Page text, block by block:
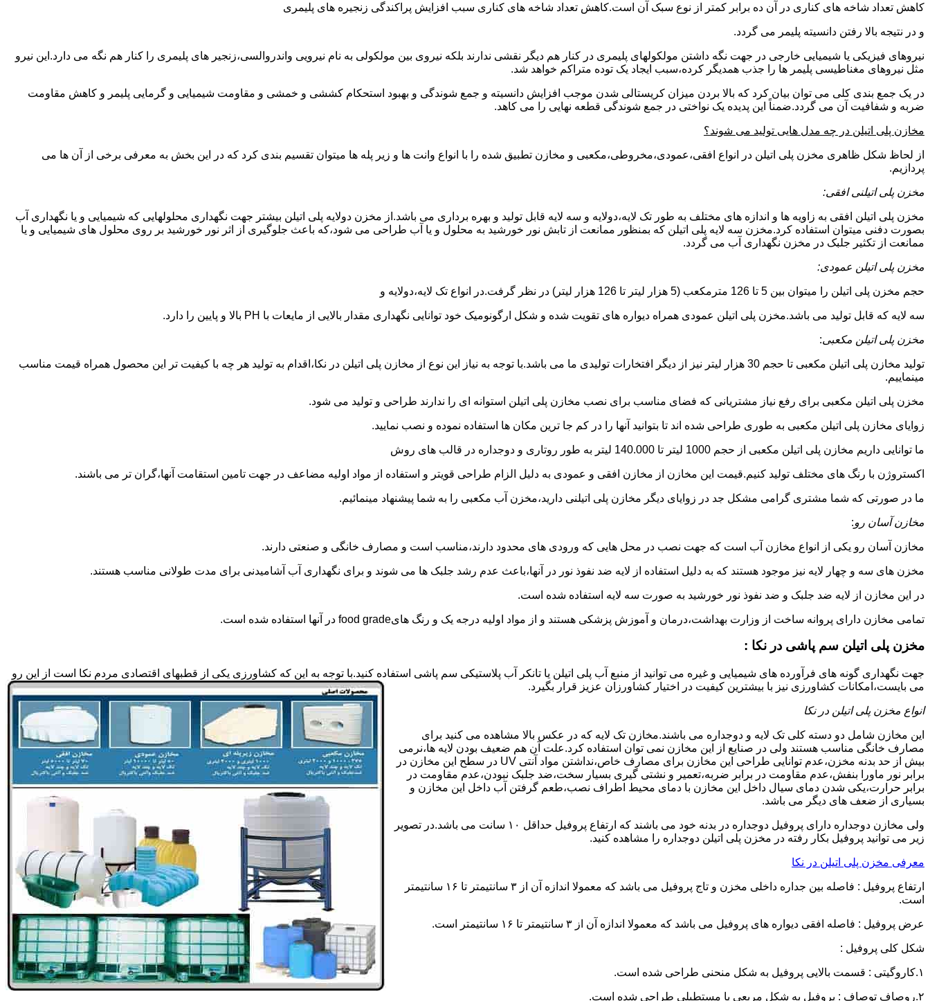
کاهش تعداد شاخه های کناری در آن ده برابر کمتر از نوع سبک آن است.کاهش تعداد شاخه های کناری سبب افزایش پراکندگی زنجیره های پلیمری
و در نتیجه بالا رفتن دانسیته پلیمر می گردد.
نیروهای فیزیکی یا شیمیایی خارجی در جهت نگه داشتن مولکولهای پلیمری در کنار هم دیگر نقشی ندارند بلکه نیروی بین مولکولی به نام نیرویی واندروالسی،زنجیر های پلیمری را کنار هم نگه می دارد.این نیرو
مثل نیروهای مغناطیسی پلیمر ها را جذب همدیگر کرده،سبب ایجاد یک توده متراکم خواهد شد.
در یک جمع بندی کلی می توان بیان کرد که بالا بردن میزان کریستالی شدن موجب افزایش دانسیته و جمع شوندگی و بهبود استحکام کششی و خمشی و مقاومت شیمیایی و گرمایی پلیمر و کاهش مقاومت
ضربه و شفافیت آن می گردد.ضمناً این پدیده یک نواختی در جمع شوندگی قطعه نهایی را می کاهد.
مخازن پلی اتیلن در چه مدل هایی تولید می شوند؟
از لحاظ شکل ظاهری مخزن پلی اتیلن در انواع افقی،عمودی،مخروطی،مکعبی و مخازن تطبیق شده را با انواع وانت ها و زیر پله ها میتوان تقسیم بندی کرد که در این بخش به معرفی برخی از آن ها می
پردازیم.
مخزن پلی اتیلنی افقی:
مخزن پلی اتیلن افقی به زاویه ها و اندازه های مختلف به طور تک لایه،دولایه و سه لایه قابل تولید و بهره برداری می باشد.از مخزن دولایه پلی اتیلن بیشتر جهت نگهداری محلولهایی که شیمیایی و یا نگهداری آب
بصورت دفنی میتوان استفاده کرد.مخزن سه لایه پلی اتیلن که بمنظور ممانعت از تابش نور خورشید به محلول و یا آب طراحی می شود،که باعث جلوگیری از اثر نور خورشید بر روی محلول های شیمیایی و یا
ممانعت از تکثیر جلبک در مخزن نگهداری آب می گردد.
مخزن پلی اتیلن عمودی:
حجم مخزن پلی اتیلن را میتوان بین 5 تا 126 مترمکعب (5 هزار لیتر تا 126 هزار لیتر) در نظر گرفت.در انواع تک لایه،دولایه و
سه لایه که قابل تولید می باشد.مخزن پلی اتیلن عمودی همراه دیواره های تقویت شده و شکل ارگونومیک خود توانایی نگهداری مقدار بالایی از مایعات با PH بالا و پایین را دارد.
مخزن پلی اتیلن مکعبی:
تولید مخازن پلی اتیلن مکعبی تا حجم 30 هزار لیتر نیز از دیگر افتخارات تولیدی ما می باشد.با توجه به نیاز این نوع از مخازن پلی اتیلن در نکا،اقدام به تولید هر چه با کیفیت تر این محصول همراه قیمت مناسب
مینماییم.
مخزن پلی اتیلن مکعبی برای رفع نیاز مشتریانی که فضای مناسب برای نصب مخازن پلی اتیلن استوانه ای را ندارند طراحی و تولید می شود.
زوایای مخازن پلی اتیلن مکعبی به طوری طراحی شده اند تا بتوانید آنها را در کم جا ترین مکان ها استفاده نموده و نصب نمایید.
ما توانایی داریم مخازن پلی اتیلن مکعبی از حجم 1000 لیتر تا 140.000 لیتر به طور روتاری و دوجداره در قالب های روش
اکستروژن با رنگ های مختلف تولید کنیم.قیمت این مخازن از مخازن افقی و عمودی به دلیل الزام طراحی قویتر و استفاده از مواد اولیه مضاعف در جهت تامین استقامت آنها،گران تر می باشند.
ما در صورتی که شما مشتری گرامی مشکل جد در زوایای دیگر مخازن پلی اتیلنی دارید،مخزن آب مکعبی را به شما پیشنهاد مینمائیم.
مخازن آسان رو:
مخازن آسان رو یکی از انواع مخازن آب است که جهت نصب در محل هایی که ورودی های محدود دارند،مناسب است و مصارف خانگی و صنعتی دارند.
مخزن های سه و چهار لایه نیز موجود هستند که به دلیل استفاده از لایه ضد نفوذ نور در آنها،باعث عدم رشد جلبک ها می شوند و برای نگهداری آب آشامیدنی برای مدت طولانی مناسب هستند.
در این مخازن از لایه ضد جلبک و ضد نفوذ نور خورشید به صورت سه لایه استفاده شده است.
تمامی مخازن دارای پروانه ساخت از وزارت بهداشت،درمان و آموزش پزشکی هستند و از مواد اولیه درجه یک و رنگ هایfood grade در آنها استفاده شده است.
مخزن پلی اتیلن سم پاشی در نکا :
جهت نگهداری گونه های فرآورده های شیمیایی و غیره می توانید از منبع آب پلی اتیلن یا تانکر آب پلاستیکی سم پاشی استفاده کنید.با توجه به این که کشاورزی یکی از قطبهای اقتصادی مردم نکا است از این رو
می بایست،امکانات کشاورزی نیز با بیشترین کیفیت در اختیار کشاورزان عزیز قرار بگیرد.
انواع مخزن پلی اتیلن در نکا
این مخازن شامل دو دسته کلی تک لایه و دوجداره می باشند.مخازن تک لایه که در عکس بالا مشاهده می کنید برای
مصارف خانگی مناسب هستند ولی در صنایع از این مخازن نمی توان استفاده کرد.علت آن هم ضعیف بودن لایه ها،نرمی
بیش از حد بدنه مخزن،عدم توانایی طراحی این مخازن برای مصارف خاص،نداشتن مواد آنتی UV در سطح این مخازن در
برابر نور ماورا بنفش،عدم مقاومت در برابر ضربه،تعمیر و نشتی گیری بسیار سخت،ضد جلبک نبودن،عدم مقاومت در
برابر حرارت،یکی شدن دمای سیال داخل این مخازن با دمای محیط اطراف نصب،طعم گرفتن آب داخل این مخازن و
بسیاری از ضعف های دیگر می باشد.
ولی مخازن دوجداره دارای پروفیل دوجداره در بدنه خود می باشند که ارتفاع پروفیل حداقل ۱۰ سانت می باشد.در تصویر
زیر می توانید پروفیل بکار رفته در مخزن پلی اتیلن دوجداره را مشاهده کنید.
معرفی مخزن پلی اتیلن در نکا
ارتفاع پروفیل : فاصله بین جداره داخلی مخزن و تاج پروفیل می باشد که معمولا اندازه آن از ۳ سانتیمتر تا ۱۶ سانتیمتر
است.
عرض پروفیل : فاصله افقی دیواره های پروفیل می باشد که معمولا اندازه آن از ۳ سانتیمتر تا ۱۶ سانتیمتر است.
شکل کلی پروفیل :
۱.کاروگیتی : قسمت بالایی پروفیل به شکل منحنی طراحی شده است.
۲.روصاف توصاف : پروفیل به شکل مربعی یا مستطیلی طراحی شده است.